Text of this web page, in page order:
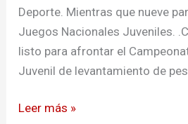
Deporte. Mientras que nueve
Juegos Nacionales Juveniles.
listo para afrontar el
Juvenil de levantamiento de
Leer más »